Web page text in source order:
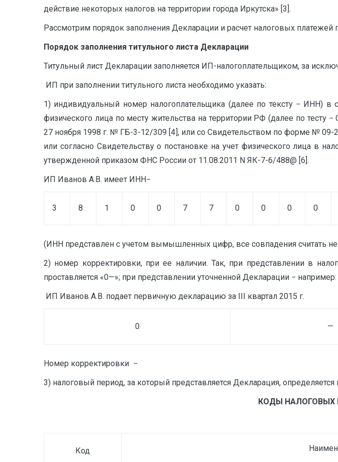
действие некоторых налогов на территории города Иркутска» [3].
Рассмотрим порядок заполнения Декларации и расчет налоговых
Порядок заполнения титульного листа Декларации
Титульный лист Декларации заполняется ИП-налогоплательщиком, за
ИП при заполнении титульного листа необходимо указать:
1) индивидуальный номер налогоплательщика (далее по тексту − ИНН) в
физического лица по месту жительства на территории РФ (далее по
27 ноября 1998 г. № ГБ-3-12/309 [4], или со Свидетельством по форме №
или согласно Свидетельству о постановке на учет физического лица в
утвержденной приказом ФНС России от 11.08.2011 N ЯК-7-6/488@ [6].
ИП Иванов А.В. имеет ИНН−
3 8 1 0 0 7 7 0 0 0 0
(ИНН представлен с учетом вымышленных цифр, все совпадения считать
2) номер корректировки, при ее наличии. Так, при представлении в
проставляется «0—»; при представлении уточненной Декларации −
ИП Иванов А.В. подает первичную декларацию за III квартал 2015 г.
0 —
Номер корректировки −
3) налоговый период, за который представляется Декларация,
КОДЫ НАЛОГОВЫХ
Код